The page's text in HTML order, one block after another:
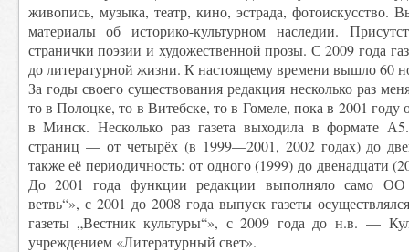
живопись, музыка, театр, кино, эстрада, фотоискусство.
материалы об историко-культурном наследии.
странички поэзии и художественной прозы. С 2009 года
до литературной жизни. К настоящему времени вышло 60
За годы своего существования редакция несколько раз
то в Полоцке, то в Витебске, то в Гомеле, пока в 2001 году
в Минск. Несколько раз газета выходила в формате
страниц — от четырёх (в 1999—2001, 2002 годах) до
также её периодичность: от одного (1999) до двенадцати
До 2001 года функции редакции выполняло само ОО
ветвь“», с 2001 до 2008 года выпуск газеты
газеты „Вестник культуры“», с 2009 года до н.в. —
учреждением «Литературный свет».